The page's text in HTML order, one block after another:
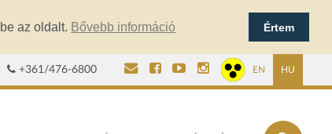
az oldalt. Bővebb információ Értem
+361/476-6800 EN HU